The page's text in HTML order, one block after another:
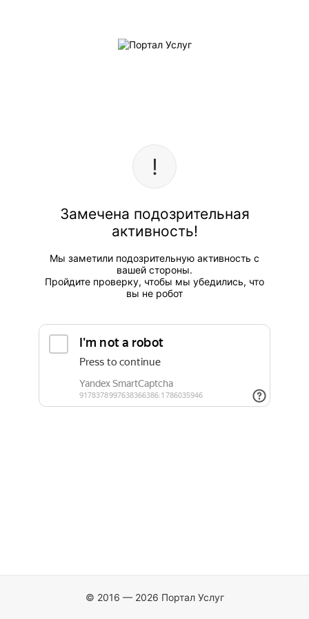
Замечена подозрительная
активность!
Мы заметили подозрительную активность с
вашей стороны.
Пройдите проверку, чтобы мы убедились, что
вы не робот
© 2016 — 2026 Портал Услуг